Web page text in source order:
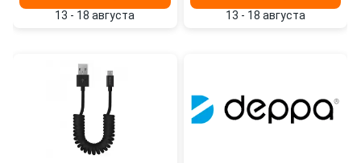
13 - 18 августа 13 - 18 августа